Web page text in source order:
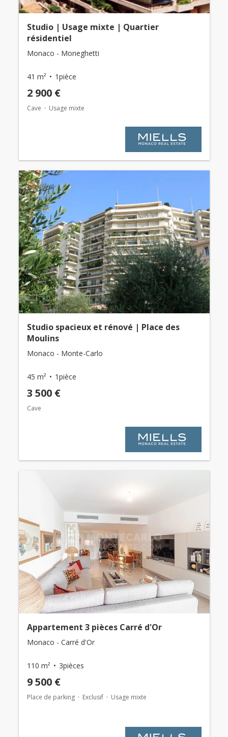
Studio | Usage mixte | Quartier
résidentiel
Monaco - Moneghetti
41 m² 1pièce
2 900 €
Cave Usage mixte
Studio spacieux et rénové | Place des
Moulins
Monaco - Monte-Carlo
45 m² 1pièce
3 500 €
Cave
Appartement 3 pièces Carré d'Or
Monaco - Carré d'Or
110 m² 3pièces
9 500 €
Place de parking Exclusif Usage mixte